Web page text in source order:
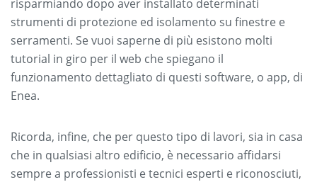
risparmiando dopo aver installato determinati
strumenti di protezione ed isolamento su finestre e
serramenti. Se vuoi saperne di più esistono molti
tutorial in giro per il web che spiegano il
funzionamento dettagliato di questi software, o app, di
Enea.
Ricorda, infine, che per questo tipo di lavori, sia in casa
che in qualsiasi altro edificio, è necessario affidarsi
sempre a professionisti e tecnici esperti e riconosciuti,